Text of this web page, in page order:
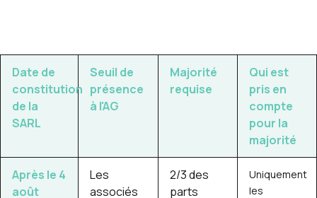
Date de
constitution
de la
SARL
Seuil de
présence
à l'AG
Majorité
requise
Qui est
pris en
compte
pour la
majorité
Après le 4
août
Les
associés
2/3 des
parts
Uniquement
les